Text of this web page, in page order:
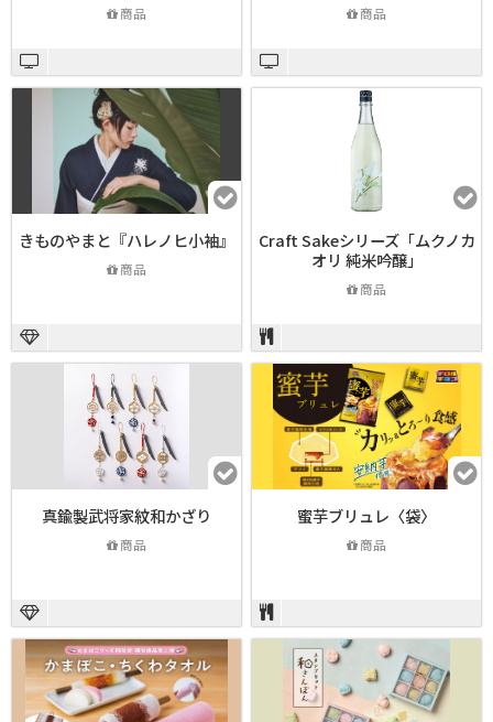
商品 商品
きものやまと『ハレノヒ小袖』
商品
Craft Sakeシリーズ「ムクノカ
オリ 純米吟醸」
商品
真鍮製武将家紋和かざり
商品
蜜芋ブリュレ〈袋〉
商品